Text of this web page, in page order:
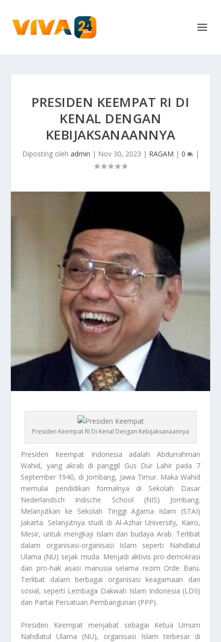
PRESIDEN KEEMPAT RI DI
KENAL DENGAN
KEBIJAKSANAANNYA
Diposting oleh admin | Nov 30, 2023 | RAGAM | 0 |
Presiden Keempat RI Di Kenal Dengan Kebijaksanaannya
Presiden KeempatIndonesia adalah Abdurrahman
Wahid, yang akrab di panggil Gus Dur Lahir pada 7
September 1940, di Jombang, Jawa Timur. Maka Wahid
memulai pendidikan formalnya di Sekolah Dasar
Nederlandsch Indische School (NIS) Jombang.
Melanjutkan ke Sekolah Tinggi Agama Islam (STAI)
Jakarta. Selanjutnya studi di Al-Azhar University, Kairo,
Mesir, untuk mengkaji Islam dan budaya Arab. Terlibat
dalam organisasi-organisasi Islam seperti Nahdlatul
Ulama (NU) sejak muda. Menjadi aktivis pro-demokrasi
dan pro-hak asasi manusia selama rezim Orde Baru.
Terlibat dalam berbagai organisasi keagamaan dan
sosial, seperti Lembaga Dakwah Islam Indonesia (LDII)
dan Partai Persatuan Pembangunan (PPP).
Presiden Keempat menjabat sebagai Ketua Umum
Nahdlatul Ulama (NU), organisasi Islam terbesar di